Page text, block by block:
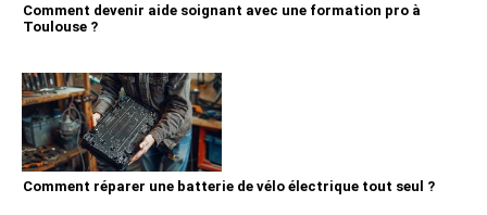
Comment devenir aide soignant avec une formation pro à
Toulouse ?
Comment réparer une batterie de vélo électrique tout seul ?